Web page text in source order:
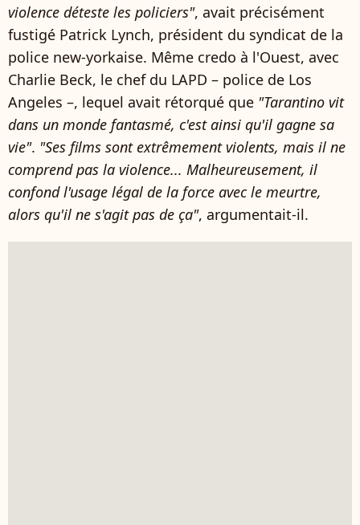
violence déteste les policiers", avait précisément
fustigé Patrick Lynch, président du syndicat de la
police new-yorkaise. Même credo à l'Ouest, avec
Charlie Beck, le chef du LAPD – police de Los
Angeles –, lequel avait rétorqué que "Tarantino vit
dans un monde fantasmé, c'est ainsi qu'il gagne sa
vie". "Ses films sont extrêmement violents, mais il ne
comprend pas la violence... Malheureusement, il
confond l'usage légal de la force avec le meurtre,
alors qu'il ne s'agit pas de ça", argumentait-il.